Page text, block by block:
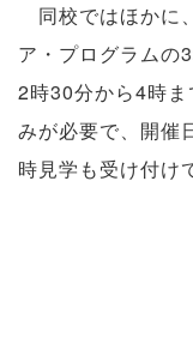
同校ではほかに
ア・プログラムの
2時30分から4時
みが必要で、開催
時見学も受け付け